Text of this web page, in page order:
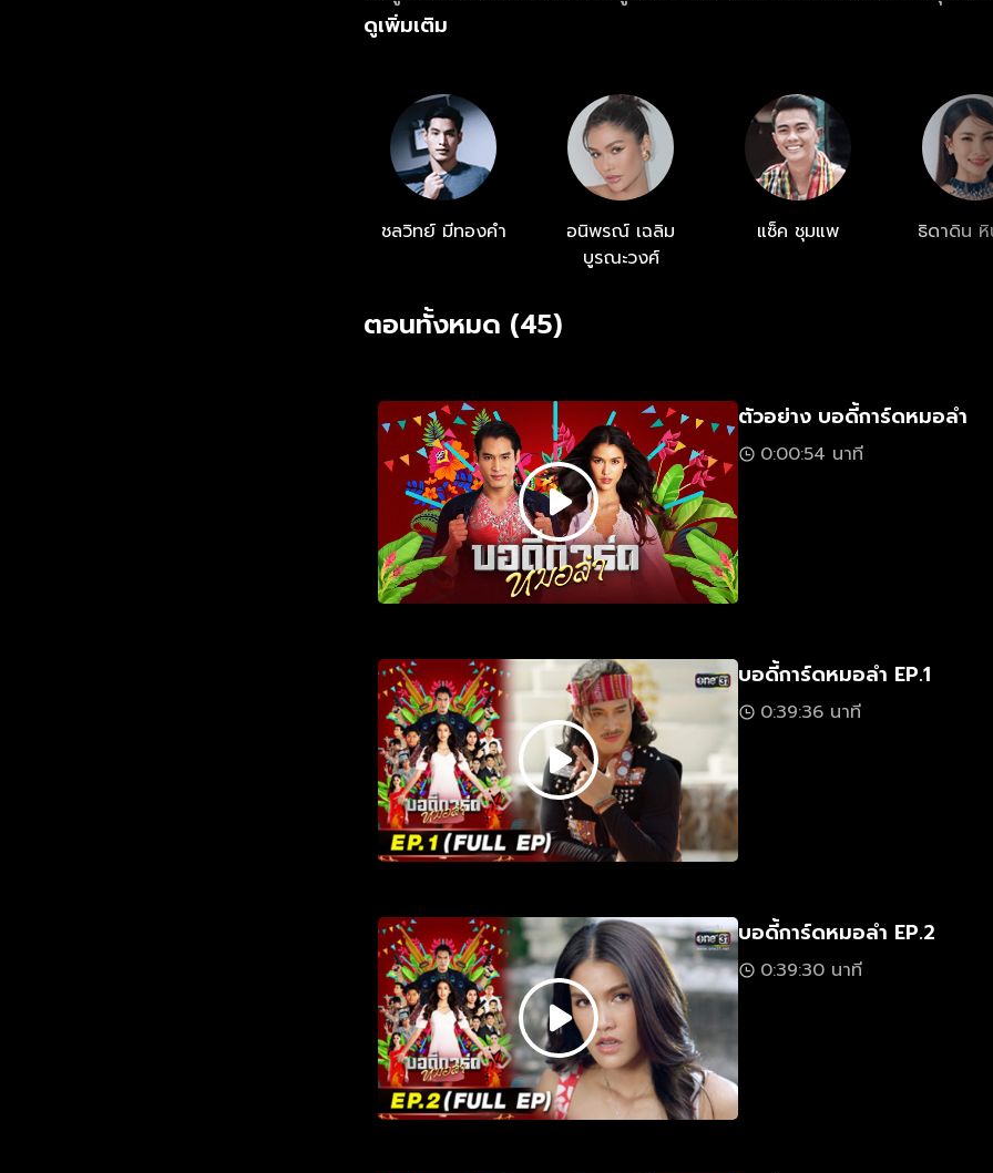
สร้างสีสัน แต่หารู้ไม่ว่าทั้งผู้กองเทพไท และรุ่งฟ้าเป็นคนๆ เดียวกัน ความลับค
ดูเพิ่มเติม
ชลวิทย์ มีทองคำ
อนิพรณ์ เฉลิม
บูรณะวงศ์
แซ็ค ชุมแพ ธิดาดิน
ตอนทั้งหมด (45)
ตัวอย่าง บอดี้การ์ดหมอลำ
0:00:54 นาที
บอดี้การ์ดหมอลำ EP.1
0:39:36 นาที
บอดี้การ์ดหมอลำ EP.2
0:39:30 นาที